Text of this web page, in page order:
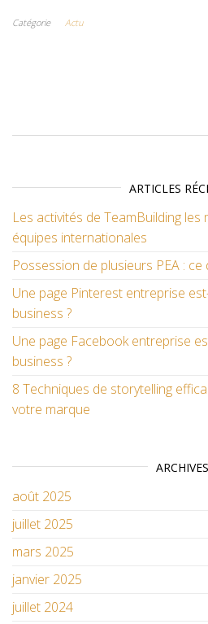
Catégorie Actu
ARTICLES
Les activités de TeamBuilding
équipes internationales
Possession de plusieurs PEA : ce
Une page Pinterest entreprise
business ?
Une page Facebook entreprise
business ?
8 Techniques de storytelling
votre marque
ARCHIVES
août 2025
juillet 2025
mars 2025
janvier 2025
juillet 2024